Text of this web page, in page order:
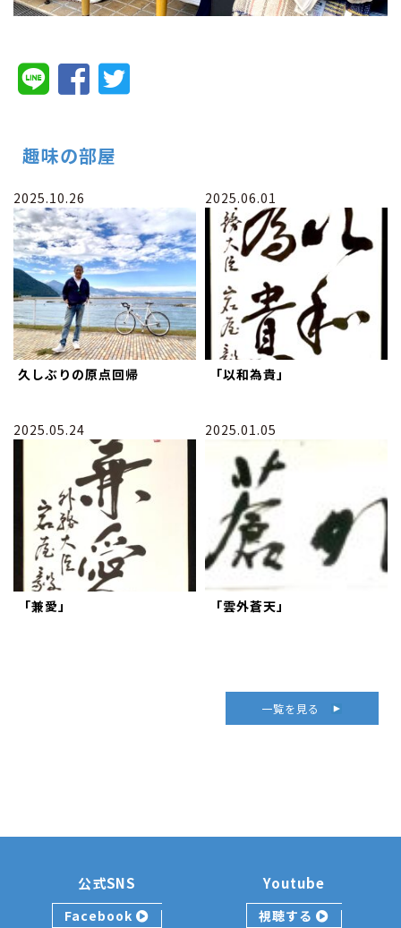
趣味の部屋
2025.10.26
久しぶりの原点回帰
2025.06.01
「以和為貴」
2025.05.24
「兼愛」
2025.01.05
「雲外蒼天」
一覧を見る
公式SNS
Facebook
Youtube
視聴する